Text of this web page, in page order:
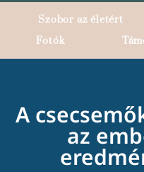
Szobor az életért
Fotók
A
az